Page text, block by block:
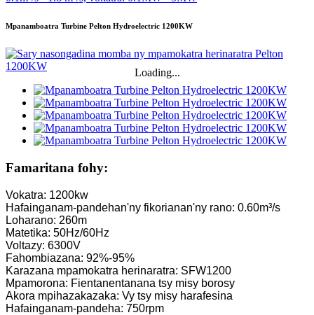
Mpanamboatra Turbine Pelton Hydroelectric 1200KW
Loading...
Famaritana fohy:
Vokatra: 1200kw
Hafainganam-pandehan'ny fikorianan'ny rano: 0.60m³/s
Loharano: 260m
Matetika: 50Hz/60Hz
Voltazy: 6300V
Fahombiazana: 92%-95%
Karazana mpamokatra herinaratra: SFW1200
Mpamorona: Fientanentanana tsy misy borosy
Akora mpihazakazaka: Vy tsy misy harafesina
Hafainganam-pandeha: 750rpm